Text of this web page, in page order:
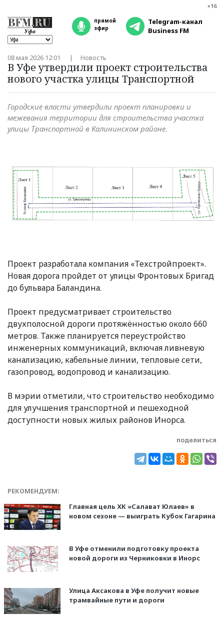
+16
прямой
эфир
Telegram-канал
Business FM
08 мая 2026 12:01 Новость
В Уфе утвердили проект строительства
нового участка улицы Транспортной
Городские власти утвердили проект планировки и
межевания территории для строительства участка
улицы Транспортной в Калининском районе.
Проект разработала компания «Техстройпроект».
Новая дорога пройдет от улицы Фронтовых Бригад
до бульвара Баландина.
Проект предусматривает строительство
двухполосной дороги протяжённостью около 660
метров. Также планируется переустройство
инженерных коммуникаций, включая ливневую
канализацию, кабельные линии, тепловые сети,
газопровод, водопровод и канализацию.
В мэрии отметили, что строительство необходимо
для улучшения транспортной и пешеходной
доступности новых жилых районов Инорса.
поделиться
РЕКОМЕНДУЕМ:
Главная цель ХК «Салават Юлаев» в
новом сезоне — выиграть Кубок Гагарина
В Уфе отменили подготовку проекта
новой дороги из Черниковки в Инорс
Улица Аксакова в Уфе получит новые
трамвайные пути и дороги